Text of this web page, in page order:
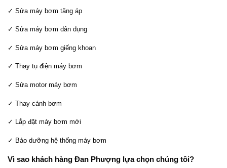
✓ Sửa máy bơm tăng áp
✓ Sửa máy bơm dân dụng
✓ Sửa máy bơm giếng khoan
✓ Thay tụ điện máy bơm
✓ Sửa motor máy bơm
✓ Thay cánh bơm
✓ Lắp đặt máy bơm mới
✓ Bảo dưỡng hệ thống máy bơm
Vì sao khách hàng Đan Phượng lựa chọn chúng tôi?